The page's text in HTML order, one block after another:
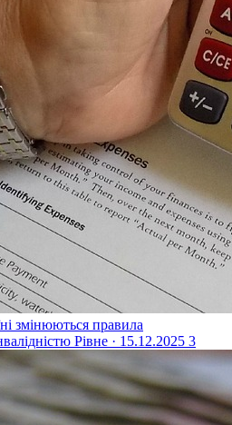
змінюються правила
Рівне · 15.12.2025 3